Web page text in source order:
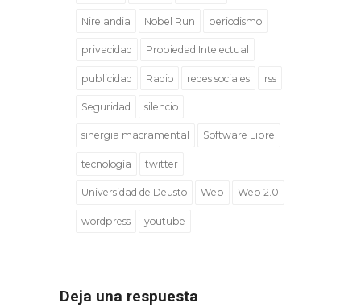
Nirelandia Nobel Run periodismo
privacidad Propiedad Intelectual
publicidad Radio redes sociales rss
Seguridad silencio
sinergia macramental Software Libre
tecnología twitter
Universidad de Deusto Web Web 2.0
wordpress youtube
Deja una respuesta